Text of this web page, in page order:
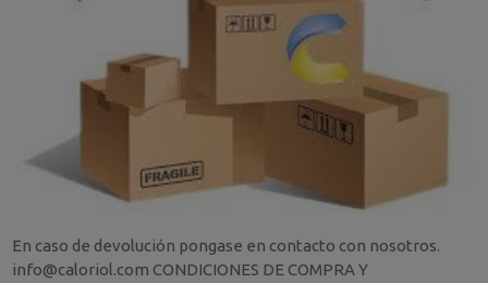
En caso de devolución pongase en contacto con nosotros.
info@caloriol.com CONDICIONES DE COMPRA Y